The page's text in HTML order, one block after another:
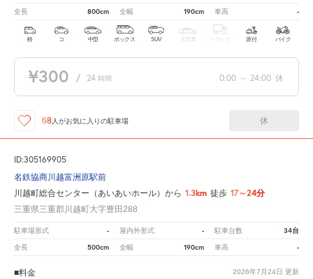
全長 800cm 全幅 190cm 車高 -
軽 コ 中型 ボックス SUV 大型車 トラック 原付 バイク
¥300 / 24 時間 0:00 ～ 24:00 休
68 人がお気に入りの駐車場 休
ID:305169905
名鉄協商川越富洲原駅前
川越町総合センター（あいあいホール）から 1.3km 徒歩 17～24分
三重県三重郡川越町大字豊田288
駐車場形式 - 屋内外形式 - 駐車台数 34台
全長 500cm 全幅 190cm 車高 -
2026年7月24日 更新
■料金